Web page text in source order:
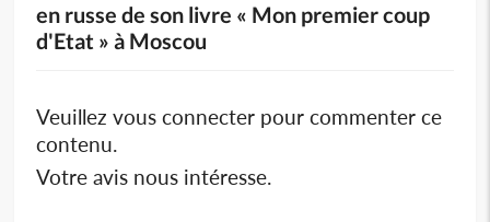
en russe de son livre « Mon premier coup
d'Etat » à Moscou
Veuillez vous connecter pour commenter ce
contenu.
Votre avis nous intéresse.